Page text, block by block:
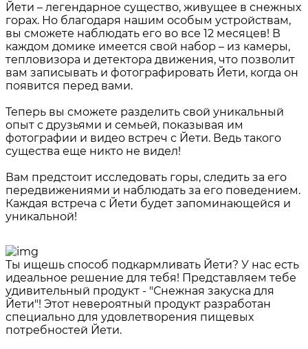
Йети – легендарное существо, живущее в снежных
горах. Но благодаря нашим особым устройствам,
вы сможете наблюдать его во все 12 месяцев! В
каждом домике имеется свой набор – из камеры,
тепловизора и детектора движения, что позволит
вам записывать и фотографировать Йети, когда он
появится перед вами.
Теперь вы сможете разделить свой уникальный
опыт с друзьями и семьей, показывая им
фотографии и видео встреч с Йети. Ведь такого
существа еще никто не видел!
Вам предстоит исследовать горы, следить за его
передвижениями и наблюдать за его поведением.
Каждая встреча с Йети будет запоминающейся и
уникальной!
Ты ищешь способ подкармливать Йети? У нас есть
идеальное решение для тебя! Представляем тебе
удивительный продукт - "Снежная закуска для
Йети"! Этот невероятный продукт разработан
специально для удовлетворения пищевых
потребностей Йети.